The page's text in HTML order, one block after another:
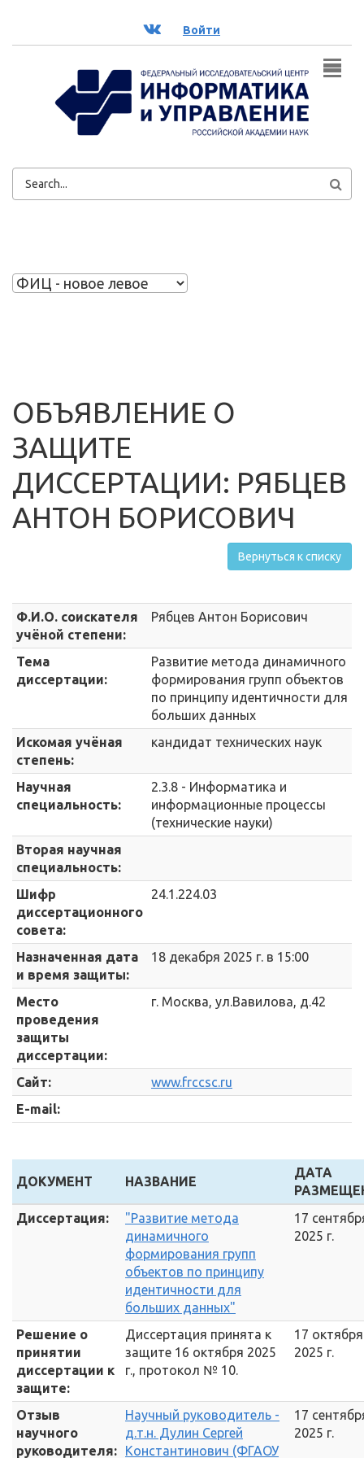
ВК Войти
ФОРМА
ОБЪЯВЛЕНИЕ О
ЗАЩИТЕ
ДИССЕРТАЦИИ: РЯБЦЕВ
АНТОН БОРИСОВИЧ
Вернуться к списку
Ф.И.О. соискателя
учёной степени:
Рябцев Антон Борисович
Тема
диссертации:
Развитие метода динамичного
формирования групп объектов
по принципу идентичности для
больших данных
Искомая учёная
степень:
кандидат технических наук
Научная
специальность:
2.3.8 - Информатика и
информационные процессы
(технические науки)
Вторая научная
специальность:
Шифр
диссертационного
совета:
24.1.224.03
Назначенная дата
и время защиты:
18 декабря 2025 г. в 15:00
Место
проведения
защиты
диссертации:
г. Москва, ул.Вавилова, д.42
Сайт:
www.frccsc.ru
E-mail:
ДОКУМЕНТ НАЗВАНИЕ
ДАТА
Диссертация:
"Развитие метода
динамичного
формирования групп
объектов по принципу
идентичности для
больших данных"
17
2025 г.
Решение о
принятии
диссертации к
защите:
Диссертация принята к
защите 16 октября 2025
г., протокол № 10.
17 октября
2025 г.
Отзыв
научного
руководителя:
Научный руководитель -
д.т.н. Дулин Сергей
Константинович (ФГАОУ
17
2025 г.